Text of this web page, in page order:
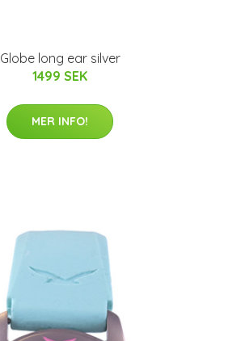
Globe long ear silver
1499 SEK
MER INFO!